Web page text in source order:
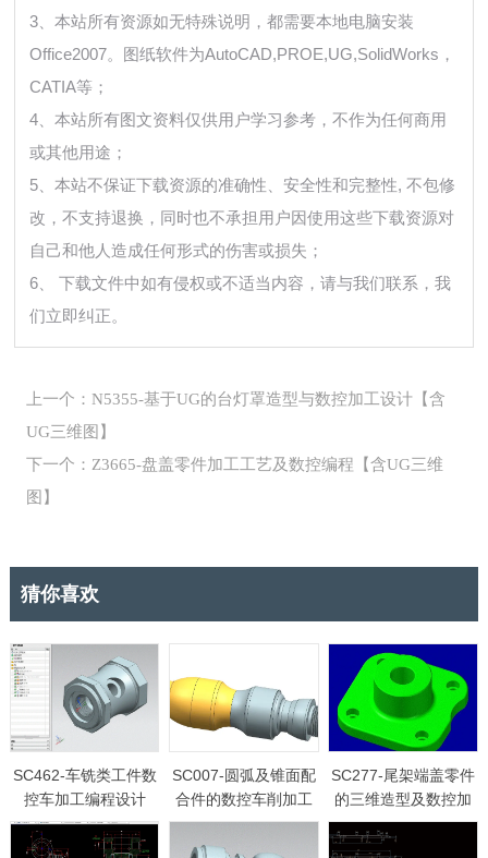
3、本站所有资源如无特殊说明，都需要本地电脑安装
Office2007。图纸软件为AutoCAD,PROE,UG,SolidWorks，
CATIA等；
4、本站所有图文资料仅供用户学习参考，不作为任何商用
或其他用途；
5、本站不保证下载资源的准确性、安全性和完整性, 不包修
改，不支持退换，同时也不承担用户因使用这些下载资源对
自己和他人造成任何形式的伤害或损失；
6、 下载文件中如有侵权或不适当内容，请与我们联系，我
们立即纠正。
上一个：N5355-基于UG的台灯罩造型与数控加工设计【含
UG三维图】
下一个：Z3665-盘盖零件加工工艺及数控编程【含UG三维
图】
猜你喜欢
SC462-车铣类工件数
控车加工编程设计
【三维UG】
SC007-圆弧及锥面配
合件的数控车削加工
工艺及编程【含UG三
维图】【两件套】
SC277-尾架端盖零件
的三维造型及数控加
工CAM